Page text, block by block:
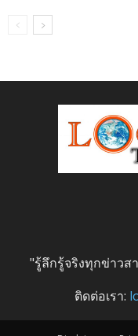
"รู้ลึกรู้จริงทุกข่าวส
ติดต่อเรา: